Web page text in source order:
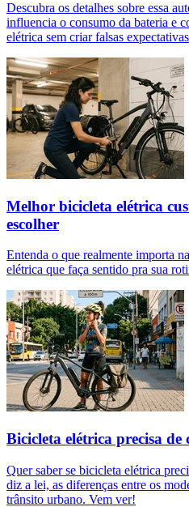
Descubra os detalhes sobre essa
influencia o consumo da bateria e
elétrica sem criar falsas
Melhor bicicleta elétrica
escolher
Entenda o que realmente importa
elétrica que faça sentido pra sua
Bicicleta elétrica precisa de
Quer saber se bicicleta elétrica
diz a lei, as diferenças entre os
trânsito urbano. Vem ver!